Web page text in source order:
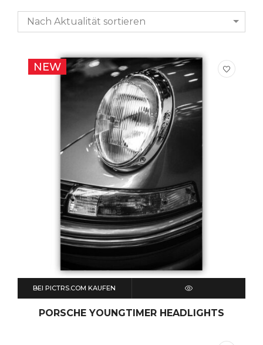
Nach Aktualität sortieren
NEW
BEI PICTRS.COM KAUFEN
QUICK VIEW
PORSCHE YOUNGTIMER HEADLIGHTS